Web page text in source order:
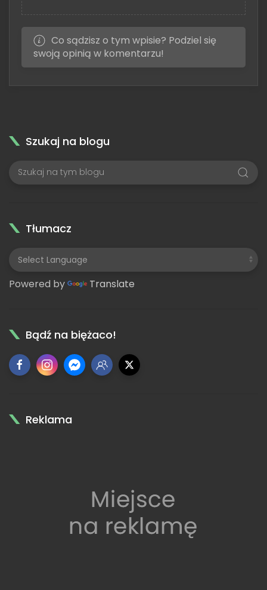
Co sądzisz o tym wpisie? Podziel się
swoją opinią w komentarzu!
Szukaj na blogu
Tłumacz
Powered by Translate
Bądź na biężaco!
Reklama